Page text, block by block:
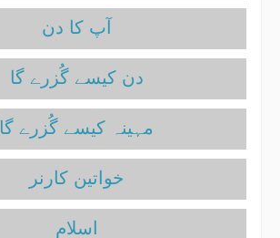
آپ کا دن
دن کیسے گُزرے گا
مہینہ کیسے گُزرے گا
خواتین کارنر
اسلام